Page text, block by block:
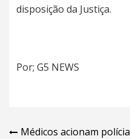
disposição da Justiça.
Por; G5 NEWS
Navegação
Médicos acionam polícia